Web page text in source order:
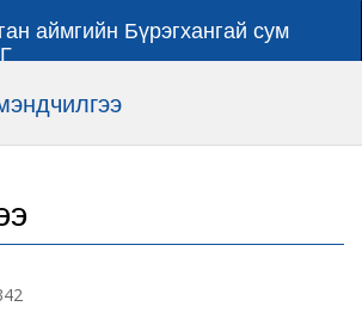
аймгийн Бүрэгхангай сум